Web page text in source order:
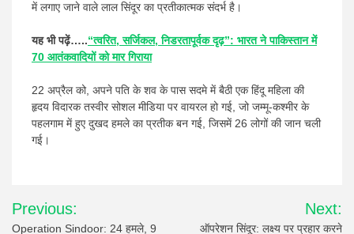
में लगाए जाने वाले लाल सिंदूर का प्रतीकात्मक संदर्भ है।
यह भी पढ़ें…..“त्वरित, सर्जिकल, निडरतापूर्वक दृढ़”: भारत ने पाकिस्तान में
70 आतंकवादियों को मार गिराया
22 अप्रैल को, अपने पति के शव के पास सदमे में बैठी एक हिंदू महिला की
हृदय विदारक तस्वीर सोशल मीडिया पर वायरल हो गई, जो जम्मू-कश्मीर के
पहलगाम में हुए दुखद हमले का प्रतीक बन गई, जिसमें 26 लोगों की जान चली
गई।
Post
navigation
Previous:
Operation Sindoor: 24 हमले, 9
Next:
ऑपरेशन सिंदूर: लक्ष्य पर प्रहार करने